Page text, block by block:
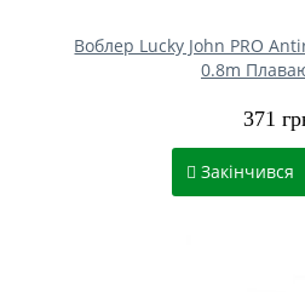
Воблер Lucky John PRO
0.8m
371
Закінчився